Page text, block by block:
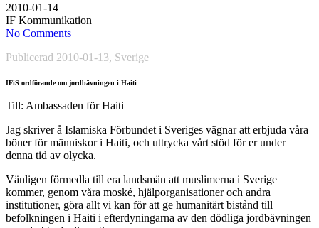
2010-01-14
IF Kommunikation
No Comments
Publicerad 2010-01-13, Sverige
IFiS ordförande om jordbävningen i Haiti
Till: Ambassaden för Haiti
Jag skriver å Islamiska Förbundet i Sveriges vägnar att erbjuda våra
böner för människor i Haiti, och uttrycka vårt stöd för er under
denna tid av olycka.
Vänligen förmedla till era landsmän att muslimerna i Sverige
kommer, genom våra moské, hjälporganisationer och andra
institutioner, göra allt vi kan för att ge humanitärt bistånd till
befolkningen i Haiti i efterdyningarna av den dödliga jordbävningen